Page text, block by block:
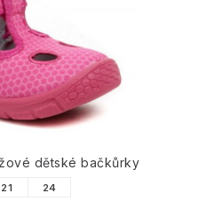
dětské bačkůrky
21 24